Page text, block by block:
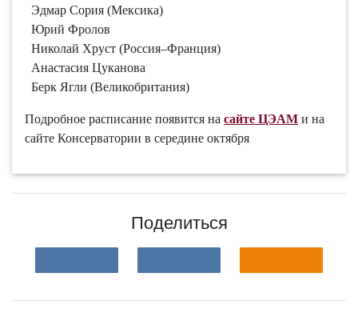
Эдмар Сория (Мексика)
Юрий Фролов
Николай Хруст (Россия–Франция)
Анастасия Цуканова
Берк Ягли (Великобритания)
Подробное расписание появится на сайте ЦЭАМ и на
сайте Консерватории в середине октября
Поделиться